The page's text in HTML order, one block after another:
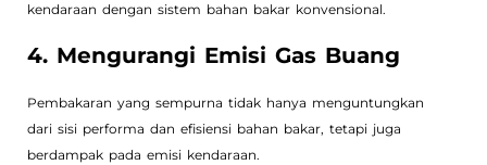
kendaraan dengan sistem bahan bakar konvensional.
4. Mengurangi Emisi Gas Buang
Pembakaran yang sempurna tidak hanya menguntungkan
dari sisi performa dan efisiensi bahan bakar, tetapi juga
berdampak pada emisi kendaraan.